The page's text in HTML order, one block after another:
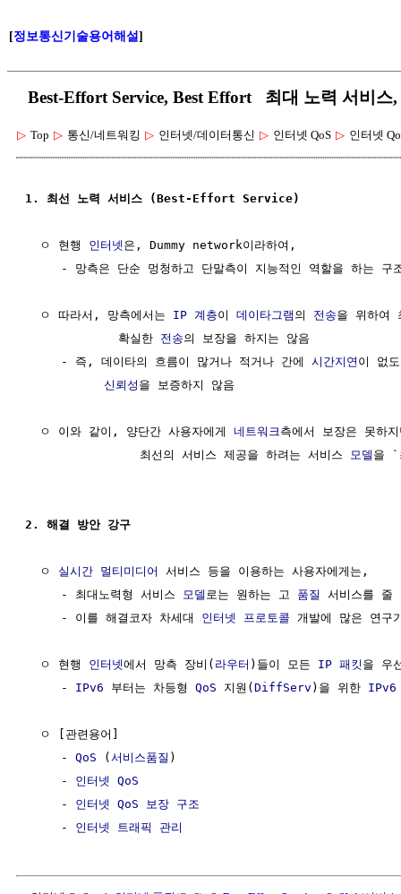
[정보통신기술용어해설]
Best-Effort Service, Best Effort 최대 노력 서비스
▷ Top ▷ 통신/네트워킹 ▷ 인터넷/데이터통신 ▷ 인터넷 QoS ▷ 인터넷
1. 최선 노력 서비스 (Best-Effort Service)
  ㅇ 현행
인터넷 은, Dummy network이라하여,
- 망측은 단순 멍청하고 단말측이 지능적인 역할을 하는 구
  ㅇ 따라서, 망측에서는
IP 계층이 데이타그램 의 전송을 위하여
             확실한
전송의 보장을 하지는 않음
     - 즉, 데이타의 흐름이 많거나 적거나 간에
시간지연 이 없
신뢰성 을 보증하지 않음
  ㅇ 이와 같이, 양단간 사용자에게
네트워크 측에서 보장은 못하
                최선의 서비스 제공을 하려는 서비스
모델 을 `
2. 해결 방안 강구
  ㅇ
실시간 멀티미디어
서비스 등을 이용하는 사용자에게는,
     - 최대노력형 서비스
모델 로는 원하는 고 품질
서비스를 줄
     - 이를 해결코자 차세대
인터넷 프로토콜 개발에 많은 연구
  ㅇ 현행
인터넷에서 망측 장비( 라우터 )들이 모든 IP 패킷 을 우
     -
IPv6 부터는 차등형 QoS 지원(DiffServ )을 위한 IPv6
  ㅇ [관련용어]
     -
QoS (서비스품질 )
     -
인터넷 QoS
     -
인터넷 QoS 보장 구조
     -
인터넷 트래픽 관리